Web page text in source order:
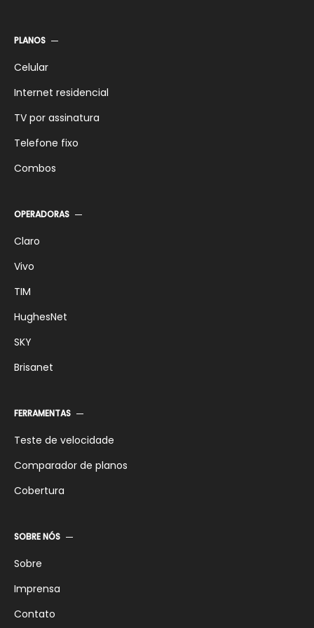
SKY Pré-pago Digital
SKY 25 Mega
PLANOS
Celular
Internet residencial
TV por assinatura
Telefone fixo
Combos
OPERADORAS
Claro
Vivo
TIM
HughesNet
SKY
Brisanet
FERRAMENTAS
Teste de velocidade
Comparador de planos
Cobertura
SOBRE NÓS
Sobre
Imprensa
Contato